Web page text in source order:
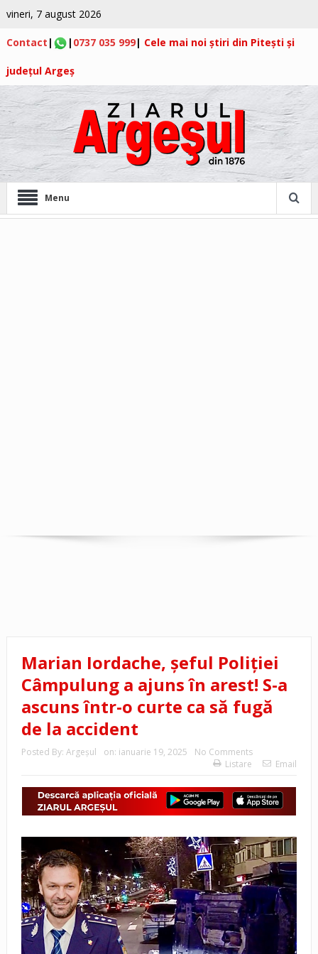
vineri, 7 august 2026
Contact | | 0737 035 999| Cele mai noi știri din Pitești și
județul Argeș
Menu
Marian Iordache, șeful Poliției
Câmpulung a ajuns în arest! S-a
ascuns într-o curte ca să fugă
de la accident
Posted By: Argeşul on: ianuarie 19, 2025
No Comments
Listare
Email